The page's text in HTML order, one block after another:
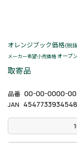
オレンジブック価格(税
メーカー希望小売価格 オープ
取寄品
品番 00-00-0000-
JAN 4547733934548